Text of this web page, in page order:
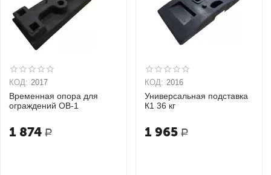
КОД: 2017
Временная опора для
ограждений ОВ-1
1 874 Р
КОД: 2016
Универсальная подставка
К1 36 кг
1 965 Р